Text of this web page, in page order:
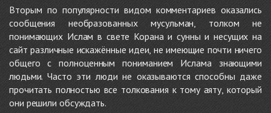
Вторым по популярности видом комментариев оказались
сообщения необразованных мусульман, толком не
понимающих Ислам в свете Корана и сунны и несущих на
сайт различные искажённые идеи, не имеющие почти ничего
общего с полноценным пониманием Ислама знающими
людьми. Часто эти люди не оказываются способны даже
прочитать полностью все толкования к тому аяту, который
они решили обсуждать.